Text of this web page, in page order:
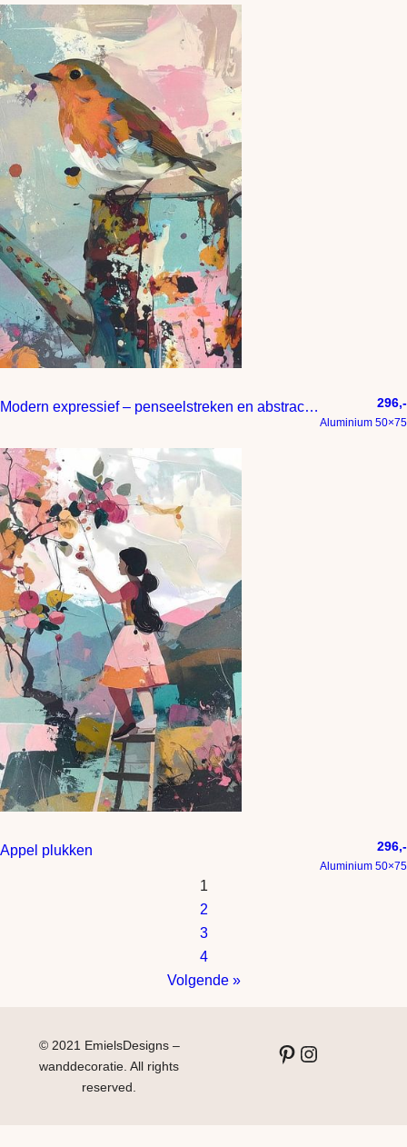
Modern expressief – penseelstreken en abstracte kleurige vlakken 296,-
Aluminium 50×75
Appel plukken 296,-
Aluminium 50×75
1
2
3
4
Volgende »
© 2021 EmielsDesigns –
wanddecoratie. All rights
reserved.
Pinterest Instagram